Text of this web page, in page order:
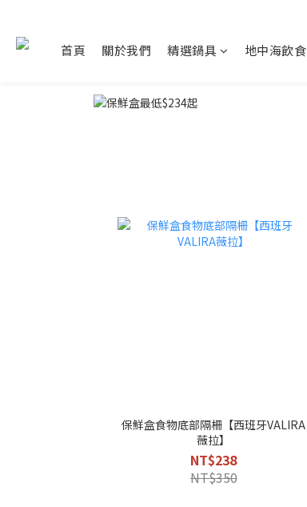
首頁 關於我們 精選鍋具 地中海飲食
保鮮盒食物底部隔柵【西班牙VALIRA
薇拉】
NT$238
NT$350